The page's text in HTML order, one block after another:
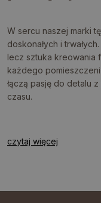
W sercu naszej marki
doskonałych i
lecz sztuka kreowania
każdego
łączą pasję do detalu
czasu.
czytaj więcej